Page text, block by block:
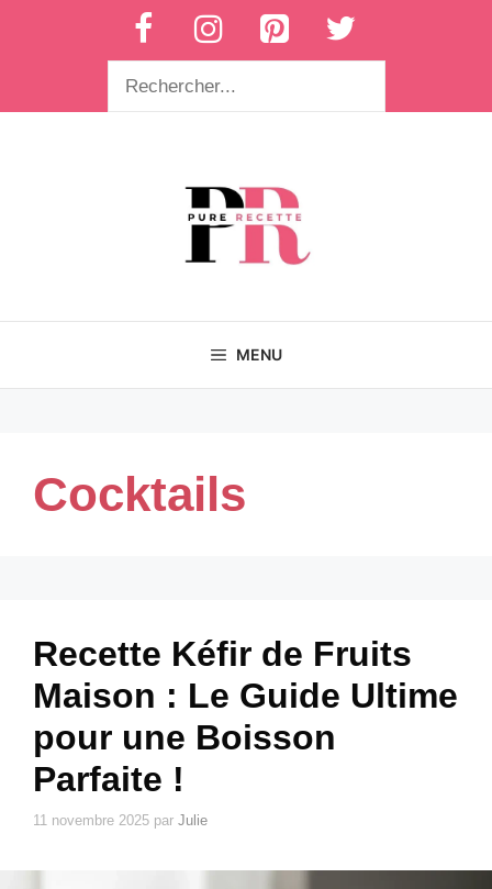
MENU
Cocktails
Recette Kéfir de Fruits
Maison : Le Guide Ultime
pour une Boisson
Parfaite !
11 novembre 2025 par Julie